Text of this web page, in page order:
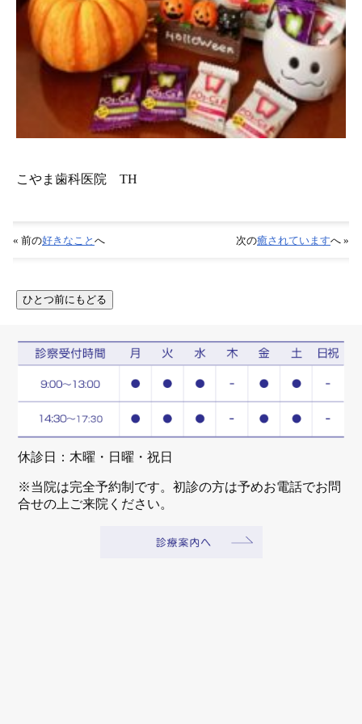
こやま歯科医院 TH
« 前の好きなこと へ 次の癒されていますへ »
休診日：木曜・日曜・祝日
※当院は完全予約制です。初診の方は予めお電話でお問
合せの上ご来院ください。